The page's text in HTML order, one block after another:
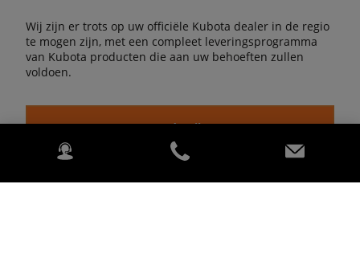
Wij zijn er trots op uw officiële Kubota dealer in de regio
te mogen zijn, met een compleet leveringsprogramma
van Kubota producten die aan uw behoeften zullen
voldoen.
meer details